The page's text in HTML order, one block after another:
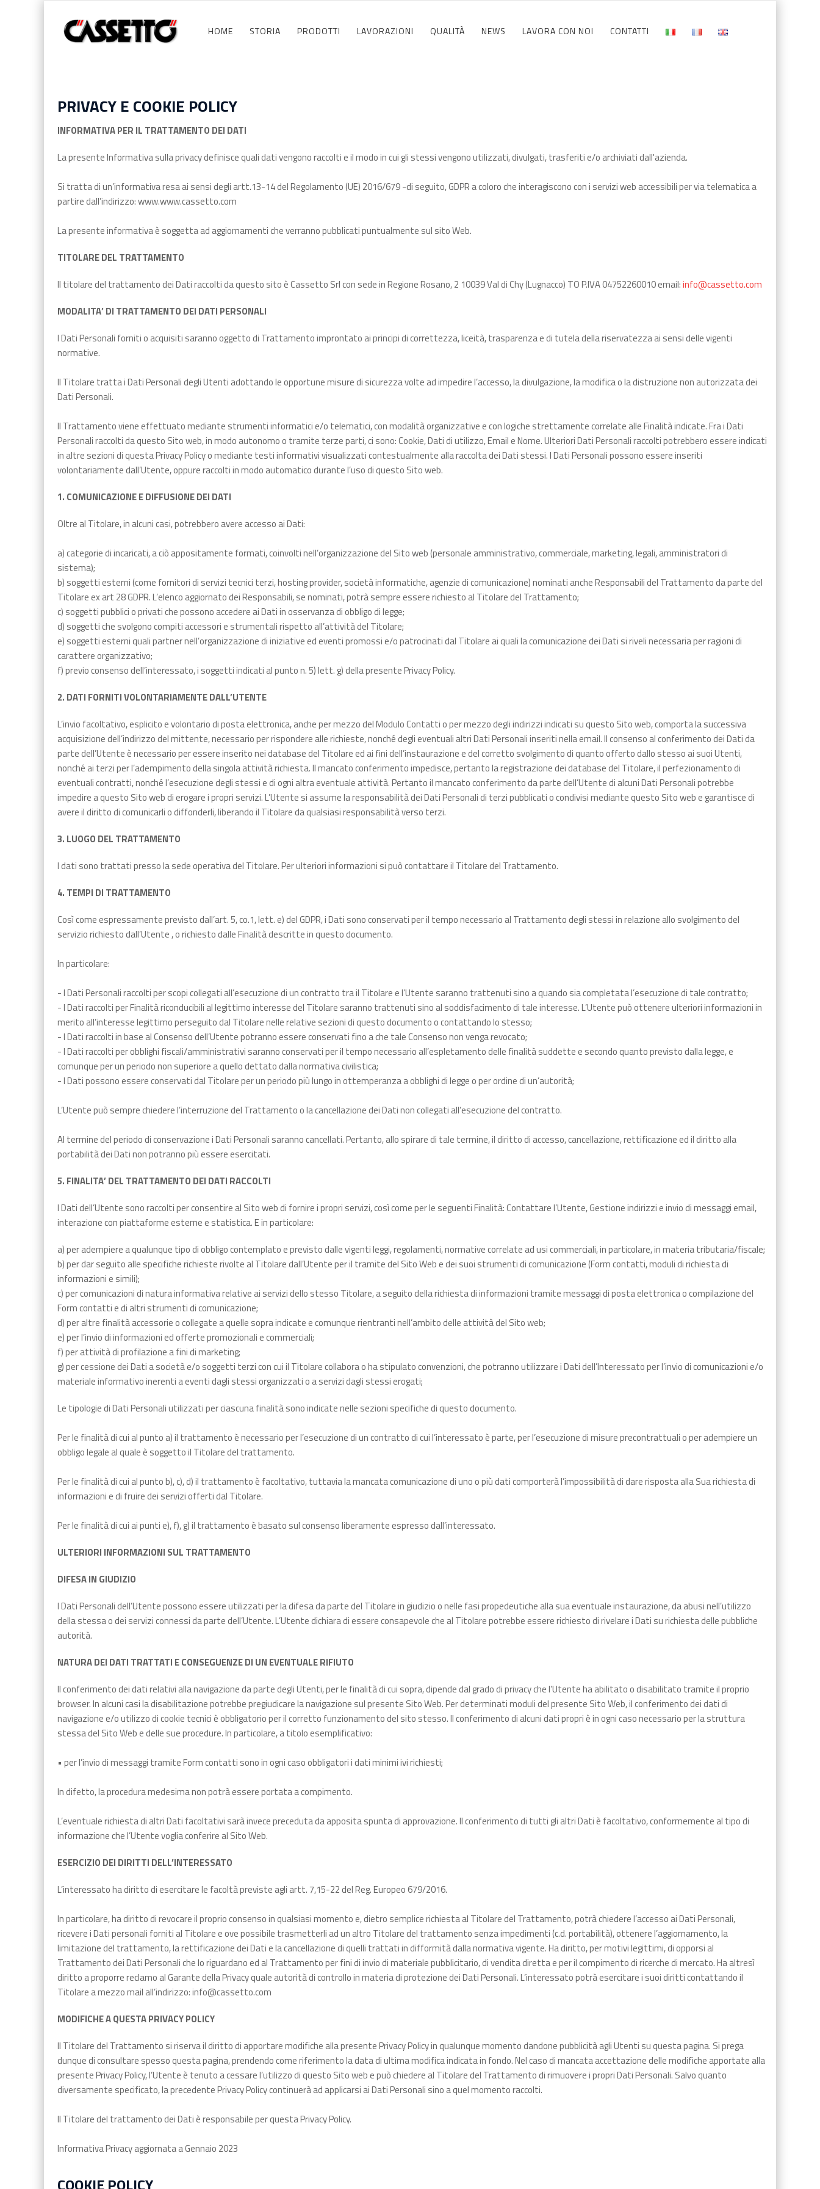
HOME STORIA PRODOTTI LAVORAZIONI QUALITÀ NEWS LAVORA CON NOI CONTATTI
PRIVACY E COOKIE POLICY
INFORMATIVA PER IL TRATTAMENTO DEI DATI
La presente Informativa sulla privacy definisce quali dati vengono raccolti e il modo in cui gli stessi vengono utilizzati, divulgati, trasferiti e/o archiviati dall'azienda.
Si tratta di un’informativa resa ai sensi degli artt.13-14 del Regolamento (UE) 2016/679 -di seguito, GDPR a coloro che interagiscono con i servizi web accessibili per via telematica a
partire dall’indirizzo: www.www.cassetto.com
La presente informativa è soggetta ad aggiornamenti che verranno pubblicati puntualmente sul sito Web.
TITOLARE DEL TRATTAMENTO
Il titolare del trattamento dei Dati raccolti da questo sito è Cassetto Srl con sede in Regione Rosano, 2 10039 Val di Chy (Lugnacco) TO P.IVA 04752260010 email:info@cassetto.com
MODALITA’ DI TRATTAMENTO DEI DATI PERSONALI
I Dati Personali forniti o acquisiti saranno oggetto di Trattamento improntato ai principi di correttezza, liceità, trasparenza e di tutela della riservatezza ai sensi delle vigenti
normative.
Il Titolare tratta i Dati Personali degli Utenti adottando le opportune misure di sicurezza volte ad impedire l’accesso, la divulgazione, la modifica o la distruzione non autorizzata dei
Dati Personali.
Il Trattamento viene effettuato mediante strumenti informatici e/o telematici, con modalità organizzative e con logiche strettamente correlate alle Finalità indicate. Fra i Dati
Personali raccolti da questo Sito web, in modo autonomo o tramite terze parti, ci sono: Cookie, Dati di utilizzo, Email e Nome. Ulteriori Dati Personali raccolti potrebbero essere indicati
in altre sezioni di questa Privacy Policy o mediante testi informativi visualizzati contestualmente alla raccolta dei Dati stessi. I Dati Personali possono essere inseriti
volontariamente dall’Utente, oppure raccolti in modo automatico durante l’uso di questo Sito web.
1. COMUNICAZIONE E DIFFUSIONE DEI DATI
Oltre al Titolare, in alcuni casi, potrebbero avere accesso ai Dati:
a) categorie di incaricati, a ciò appositamente formati, coinvolti nell’organizzazione del Sito web (personale amministrativo, commerciale, marketing, legali, amministratori di
sistema);
b) soggetti esterni (come fornitori di servizi tecnici terzi, hosting provider, società informatiche, agenzie di comunicazione) nominati anche Responsabili del Trattamento da parte del
Titolare ex art 28 GDPR. L’elenco aggiornato dei Responsabili, se nominati, potrà sempre essere richiesto al Titolare del Trattamento;
c) soggetti pubblici o privati che possono accedere ai Dati in osservanza di obbligo di legge;
d) soggetti che svolgono compiti accessori e strumentali rispetto all’attività del Titolare;
e) soggetti esterni quali partner nell’organizzazione di iniziative ed eventi promossi e/o patrocinati dal Titolare ai quali la comunicazione dei Dati si riveli necessaria per ragioni di
carattere organizzativo;
f) previo consenso dell’interessato, i soggetti indicati al punto n. 5) lett. g) della presente Privacy Policy.
2. DATI FORNITI VOLONTARIAMENTE DALL’UTENTE
L’invio facoltativo, esplicito e volontario di posta elettronica, anche per mezzo del Modulo Contatti o per mezzo degli indirizzi indicati su questo Sito web, comporta la successiva
acquisizione dell’indirizzo del mittente, necessario per rispondere alle richieste, nonché degli eventuali altri Dati Personali inseriti nella email. Il consenso al conferimento dei Dati da
parte dell’Utente è necessario per essere inserito nei database del Titolare ed ai fini dell’instaurazione e del corretto svolgimento di quanto offerto dallo stesso ai suoi Utenti,
nonché ai terzi per l’adempimento della singola attività richiesta. Il mancato conferimento impedisce, pertanto la registrazione dei database del Titolare, il perfezionamento di
eventuali contratti, nonché l’esecuzione degli stessi e di ogni altra eventuale attività. Pertanto il mancato conferimento da parte dell’Utente di alcuni Dati Personali potrebbe
impedire a questo Sito web di erogare i propri servizi. L’Utente si assume la responsabilità dei Dati Personali di terzi pubblicati o condivisi mediante questo Sito web e garantisce di
avere il diritto di comunicarli o diffonderli, liberando il Titolare da qualsiasi responsabilità verso terzi.
3. LUOGO DEL TRATTAMENTO
I dati sono trattati presso la sede operativa del Titolare. Per ulteriori informazioni si può contattare il Titolare del Trattamento.
4. TEMPI DI TRATTAMENTO
Così come espressamente previsto dall’art. 5, co.1, lett. e) del GDPR, i Dati sono conservati per il tempo necessario al Trattamento degli stessi in relazione allo svolgimento del
servizio richiesto dall’Utente , o richiesto dalle Finalità descritte in questo documento.
In particolare:
- I Dati Personali raccolti per scopi collegati all’esecuzione di un contratto tra il Titolare e l’Utente saranno trattenuti sino a quando sia completata l’esecuzione di tale contratto;
- I Dati raccolti per Finalità riconducibili al legittimo interesse del Titolare saranno trattenuti sino al soddisfacimento di tale interesse. L’Utente può ottenere ulteriori informazioni in
merito all’interesse legittimo perseguito dal Titolare nelle relative sezioni di questo documento o contattando lo stesso;
- I Dati raccolti in base al Consenso dell’Utente potranno essere conservati fino a che tale Consenso non venga revocato;
- I Dati raccolti per obblighi fiscali/amministrativi saranno conservati per il tempo necessario all’espletamento delle finalità suddette e secondo quanto previsto dalla legge, e
comunque per un periodo non superiore a quello dettato dalla normativa civilistica;
- I Dati possono essere conservati dal Titolare per un periodo più lungo in ottemperanza a obblighi di legge o per ordine di un’autorità;
L’Utente può sempre chiedere l’interruzione del Trattamento o la cancellazione dei Dati non collegati all’esecuzione del contratto.
Al termine del periodo di conservazione i Dati Personali saranno cancellati. Pertanto, allo spirare di tale termine, il diritto di accesso, cancellazione, rettificazione ed il diritto alla
portabilità dei Dati non potranno più essere esercitati.
5. FINALITA’ DEL TRATTAMENTO DEI DATI RACCOLTI
I Dati dell’Utente sono raccolti per consentire al Sito web di fornire i propri servizi, così come per le seguenti Finalità: Contattare l’Utente, Gestione indirizzi e invio di messaggi email,
interazione con piattaforme esterne e statistica. E in particolare:
a) per adempiere a qualunque tipo di obbligo contemplato e previsto dalle vigenti leggi, regolamenti, normative correlate ad usi commerciali, in particolare, in materia tributaria/fiscale;
b) per dar seguito alle specifiche richieste rivolte al Titolare dall’Utente per il tramite del Sito Web e dei suoi strumenti di comunicazione (Form contatti, moduli di richiesta di
informazioni e simili);
c) per comunicazioni di natura informativa relative ai servizi dello stesso Titolare, a seguito della richiesta di informazioni tramite messaggi di posta elettronica o compilazione del
Form contatti e di altri strumenti di comunicazione;
d) per altre finalità accessorie o collegate a quelle sopra indicate e comunque rientranti nell’ambito delle attività del Sito web;
e) per l’invio di informazioni ed offerte promozionali e commerciali;
f) per attività di profilazione a fini di marketing;
g) per cessione dei Dati a società e/o soggetti terzi con cui il Titolare collabora o ha stipulato convenzioni, che potranno utilizzare i Dati dell’Interessato per l’invio di comunicazioni e/o
materiale informativo inerenti a eventi dagli stessi organizzati o a servizi dagli stessi erogati;
Le tipologie di Dati Personali utilizzati per ciascuna finalità sono indicate nelle sezioni specifiche di questo documento.
Per le finalità di cui al punto a) il trattamento è necessario per l’esecuzione di un contratto di cui l’interessato è parte, per l’esecuzione di misure precontrattuali o per adempiere un
obbligo legale al quale è soggetto il Titolare del trattamento.
Per le finalità di cui al punto b), c), d) il trattamento è facoltativo, tuttavia la mancata comunicazione di uno o più dati comporterà l’impossibilità di dare risposta alla Sua richiesta di
informazioni e di fruire dei servizi offerti dal Titolare.
Per le finalità di cui ai punti e), f), g) il trattamento è basato sul consenso liberamente espresso dall’interessato.
ULTERIORI INFORMAZIONI SUL TRATTAMENTO
DIFESA IN GIUDIZIO
I Dati Personali dell’Utente possono essere utilizzati per la difesa da parte del Titolare in giudizio o nelle fasi propedeutiche alla sua eventuale instaurazione, da abusi nell’utilizzo
della stessa o dei servizi connessi da parte dell’Utente. L’Utente dichiara di essere consapevole che al Titolare potrebbe essere richiesto di rivelare i Dati su richiesta delle pubbliche
autorità.
NATURA DEI DATI TRATTATI E CONSEGUENZE DI UN EVENTUALE RIFIUTO
Il conferimento dei dati relativi alla navigazione da parte degli Utenti, per le finalità di cui sopra, dipende dal grado di privacy che l’Utente ha abilitato o disabilitato tramite il proprio
browser. In alcuni casi la disabilitazione potrebbe pregiudicare la navigazione sul presente Sito Web. Per determinati moduli del presente Sito Web, il conferimento dei dati di
navigazione e/o utilizzo di cookie tecnici è obbligatorio per il corretto funzionamento del sito stesso. Il conferimento di alcuni dati propri è in ogni caso necessario per la struttura
stessa del Sito Web e delle sue procedure. In particolare, a titolo esemplificativo:
• per l’invio di messaggi tramite Form contatti sono in ogni caso obbligatori i dati minimi ivi richiesti;
In difetto, la procedura medesima non potrà essere portata a compimento.
L’eventuale richiesta di altri Dati facoltativi sarà invece preceduta da apposita spunta di approvazione. Il conferimento di tutti gli altri Dati è facoltativo, conformemente al tipo di
informazione che l’Utente voglia conferire al Sito Web.
ESERCIZIO DEI DIRITTI DELL’INTERESSATO
L’interessato ha diritto di esercitare le facoltà previste agli artt. 7,15-22 del Reg. Europeo 679/2016.
In particolare, ha diritto di revocare il proprio consenso in qualsiasi momento e, dietro semplice richiesta al Titolare del Trattamento, potrà chiedere l’accesso ai Dati Personali,
ricevere i Dati personali forniti al Titolare e ove possibile trasmetterli ad un altro Titolare del trattamento senza impedimenti (c.d. portabilità), ottenere l’aggiornamento, la
limitazione del trattamento, la rettificazione dei Dati e la cancellazione di quelli trattati in difformità dalla normativa vigente. Ha diritto, per motivi legittimi, di opporsi al
Trattamento dei Dati Personali che lo riguardano ed al Trattamento per fini di invio di materiale pubblicitario, di vendita diretta e per il compimento di ricerche di mercato. Ha altresì
diritto a proporre reclamo al Garante della Privacy quale autorità di controllo in materia di protezione dei Dati Personali. L’interessato potrà esercitare i suoi diritti contattando il
Titolare a mezzo mail all’indirizzo: info@cassetto.com
MODIFICHE A QUESTA PRIVACY POLICY
Il Titolare del Trattamento si riserva il diritto di apportare modifiche alla presente Privacy Policy in qualunque momento dandone pubblicità agli Utenti su questa pagina. Si prega
dunque di consultare spesso questa pagina, prendendo come riferimento la data di ultima modifica indicata in fondo. Nel caso di mancata accettazione delle modifiche apportate alla
presente Privacy Policy, l’Utente è tenuto a cessare l’utilizzo di questo Sito web e può chiedere al Titolare del Trattamento di rimuovere i propri Dati Personali. Salvo quanto
diversamente specificato, la precedente Privacy Policy continuerà ad applicarsi ai Dati Personali sino a quel momento raccolti.
Il Titolare del trattamento dei Dati è responsabile per questa Privacy Policy.
Informativa Privacy aggiornata a Gennaio 2023